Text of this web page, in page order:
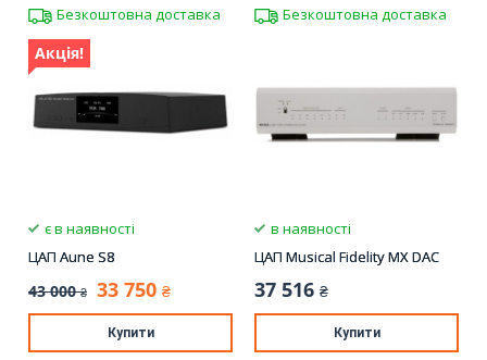
Безкоштовна доставка Безкоштовна доставка
Акція!
є в наявності
ЦАП Aune S8
43 000 ₴ 33 750 ₴
Купити
в наявності
ЦАП Musical Fidelity MX DAC
37 516 ₴
Купити